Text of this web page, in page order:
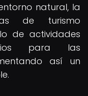
natural, la
de turismo
de actividades
para las
así un